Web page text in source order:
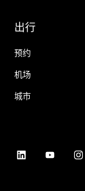
出行
预约
机场
城市